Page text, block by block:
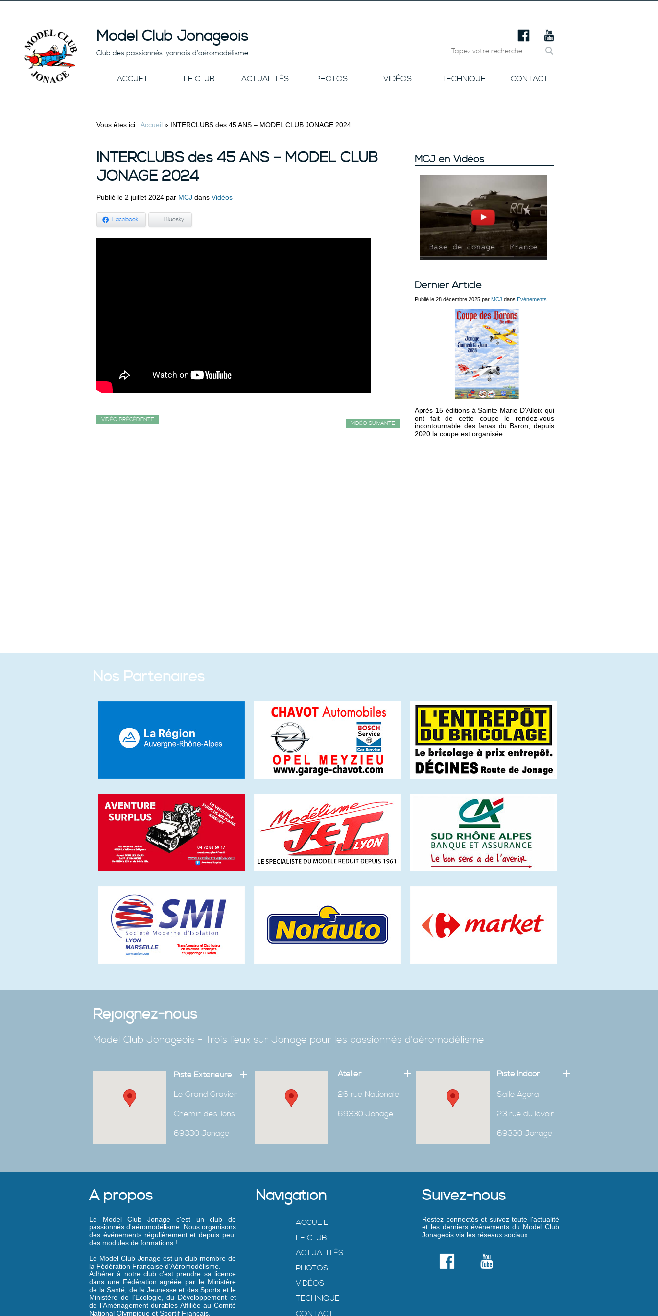
Model Club Jonageois
Club des passionnés lyonnais d’aéromodélisme
ACCUEIL LE CLUB ACTUALITÉS PHOTOS VIDÉOS TECHNIQUE CONTACT
Vous êtes ici : Accueil » INTERCLUBS des 45 ANS – MODEL CLUB JONAGE 2024
INTERCLUBS des 45 ANS – MODEL CLUB
JONAGE 2024
Publié le 2 juillet 2024 par MCJ dans Vidéos
Facebook Bluesky
VIDÉO PRÉCÉDENTE
VIDÉO SUIVANTE
MCJ en Vidéos
Dernier Article
Publié le 28 décembre 2025 par MCJ dans Evénements
Après 15 éditions à Sainte Marie D'Alloix qui
ont fait de cette coupe le rendez-vous
incontournable des fanas du Baron, depuis
2020 la coupe est organisée ...
Nos Partenaires
Rejoignez-nous
Model Club Jonageois - Trois lieux sur Jonage pour les passionnés d'aéromodélisme
Piste Extérieure
Le Grand Gravier
Chemin des Ilons
69330 Jonage
Atelier
26 rue Nationale
69330 Jonage
Piste Indoor
Salle Agora
23 rue du lavoir
69330 Jonage
A propos
Le Model Club Jonage c'est un club de
passionnés d'aéromodélisme. Nous organisons
des événements régulièrement et depuis peu,
des modules de formations !
Le Model Club Jonage est un club membre de
la Fédération Française d’Aéromodélisme.
Adhérer à notre club c’est prendre sa licence
dans une Fédération agréée par le Ministère
de la Santé, de la Jeunesse et des Sports et le
Ministère de l’Ecologie, du Développement et
de l’Aménagement durables Affiliée au Comité
National Olympique et Sportif Français.
Navigation
ACCUEIL
LE CLUB
ACTUALITÉS
PHOTOS
VIDÉOS
TECHNIQUE
CONTACT
Suivez-nous
Restez connectés et suivez toute l'actualité
et les derniers événements du Model Club
Jonageois via les réseaux sociaux.